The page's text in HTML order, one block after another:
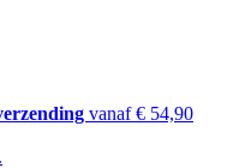
vanaf € 54,90